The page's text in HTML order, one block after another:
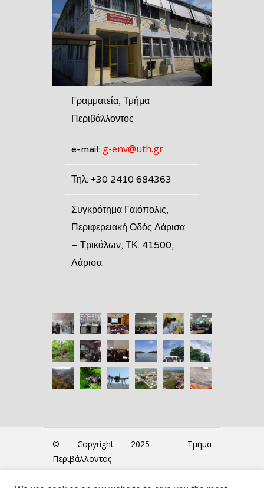
Γραμματεία, Τμήμα
Περιβάλλοντος
e-mail: g-env@uth.gr
Τηλ: +30 2410 684363
Συγκρότημα Γαιόπολις,
Περιφερειακή Οδός Λάρισα
– Τρικάλων, ΤΚ. 41500,
Λάρισα.
© Copyright 2025 - Τμήμα
Περιβάλλοντος